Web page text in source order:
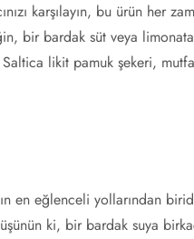
karşılayın, bu ürün her
bir bardak süt veya
likit pamuk şekeri,
en eğlenceli yollarından
ki, bir bardak suya